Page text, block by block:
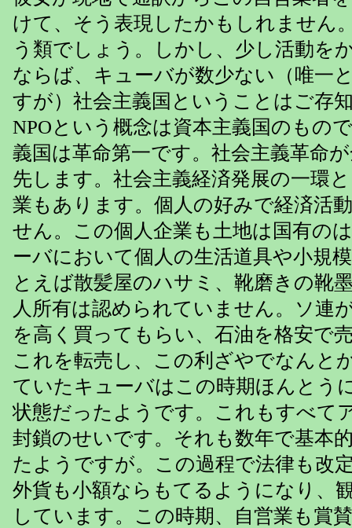
けて、そう表現したかもしれません
う類でしょう。しかし、少し活動を
ならば、キューバが数少ない（唯一
すが）社会主義国ということはご存
NPOという概念は資本主義国のもの
義国は革命第一です。社会主義革命
先します。社会主義経済発展の一環
業もあります。個人の好みで経済活
せん。この個人企業も土地は国有の
ーバにおいて個人の生活道具や小規
とえば散髪屋のハサミ、靴磨きの靴
人所有は認められていません。ソ連
を高く買ってもらい、石油を格安で
これを転売し、この利ざやでなんと
ていたキューバはこの時期ほんとう
状態だったようです。これもすべて
封鎖のせいです。それも数年で基本
たようですが。この過程で法律も改
外貨も小額ならもてるようになり、
しています。この時期、自営業も賞